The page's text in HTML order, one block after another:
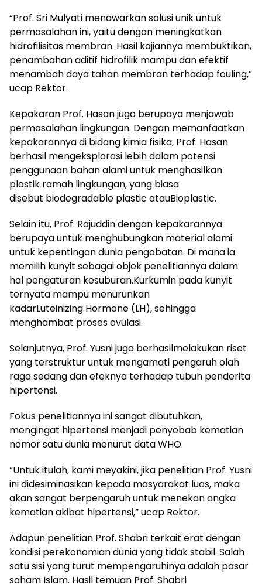
“Prof. Sri Mulyati menawarkan solusi unik untuk
permasalahan ini, yaitu dengan meningkatkan
hidrofilisitas membran. Hasil kajiannya membuktikan,
penambahan aditif hidrofilik mampu dan efektif
menambah daya tahan membran terhadap fouling,”
ucap Rektor.
Kepakaran Prof. Hasan juga berupaya menjawab
permasalahan lingkungan. Dengan memanfaatkan
kepakarannya di bidang kimia fisika, Prof. Hasan
berhasil mengeksplorasi lebih dalam potensi
penggunaan bahan alami untuk menghasilkan
plastik ramah lingkungan, yang biasa
disebut biodegradable plastic atauBioplastic.
Selain itu, Prof. Rajuddin dengan kepakarannya
berupaya untuk menghubungkan material alami
untuk kepentingan dunia pengobatan. Di mana ia
memilih kunyit sebagai objek penelitiannya dalam
hal pengaturan kesuburan.Kurkumin pada kunyit
ternyata mampu menurunkan
kadarLuteinizing Hormone (LH), sehingga
menghambat proses ovulasi.
Selanjutnya, Prof. Yusni juga berhasilmelakukan riset
yang terstruktur untuk mengamati pengaruh olah
raga sedang dan efeknya terhadap tubuh penderita
hipertensi.
Fokus penelitiannya ini sangat dibutuhkan,
mengingat hipertensi menjadi penyebab kematian
nomor satu dunia menurut data WHO.
“Untuk itulah, kami meyakini, jika penelitian Prof. Yusni
ini didesiminasikan kepada masyarakat luas, maka
akan sangat berpengaruh untuk menekan angka
kematian akibat hipertensi,” ucap Rektor.
Adapun penelitian Prof. Shabri terkait erat dengan
kondisi perekonomian dunia yang tidak stabil. Salah
satu sisi yang turut mempengaruhinya adalah pasar
saham Islam. Hasil temuan Prof. Shabri